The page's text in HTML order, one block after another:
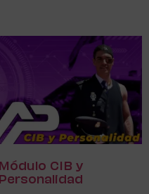
Módulo CIB y
Personalidad